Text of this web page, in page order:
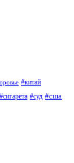
#китай
#сигарета #суд #сша